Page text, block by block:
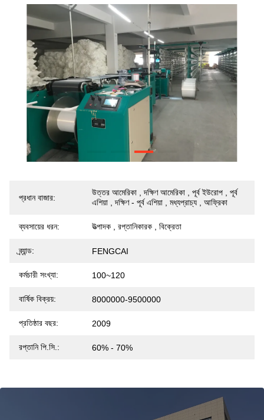
প্রধান বাজার:
উত্তর আমেরিকা , দক্ষিণ আমেরিকা , পূর্ব ইউরোপ , পূর্ব
এশিয়া , দক্ষিণ - পূর্ব এশিয়া , মধ্যপ্রাচ্য , আফ্রিকা
ব্যবসায়ের ধরন: উত্পাদক , রপ্তানিকারক , বিক্রেতা
ব্র্যান্ড: FENGCAI
কর্মচারী সংখ্যা: 100~120
বার্ষিক বিক্রয়: 8000000-9500000
প্রতিষ্ঠার বছর: 2009
রপ্তানি পি.সি.: 60% - 70%